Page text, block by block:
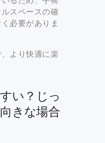
スペースの確
必要がありま
より快適に楽
い？じっ
きな場合